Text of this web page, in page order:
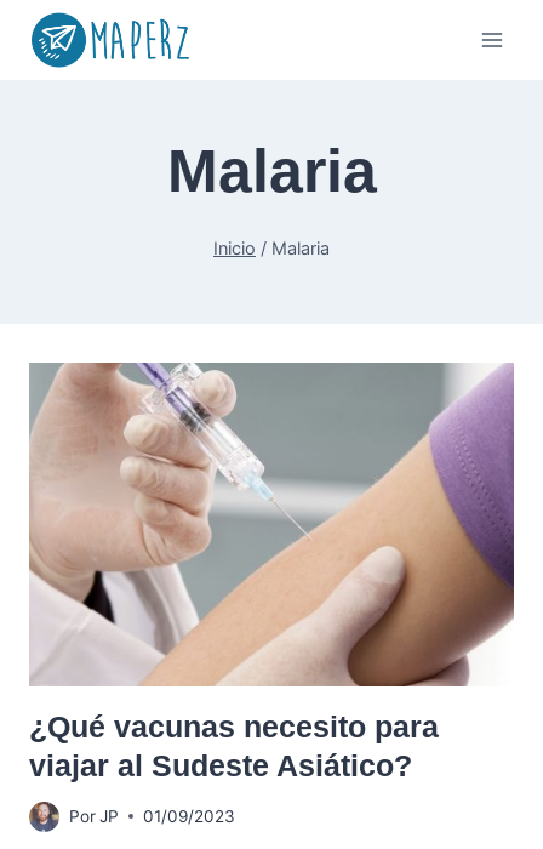
Saltar
Malaria
Inicio / Malaria
¿Qué vacunas necesito para
viajar al Sudeste Asiático?
PorJP 01/09/2023